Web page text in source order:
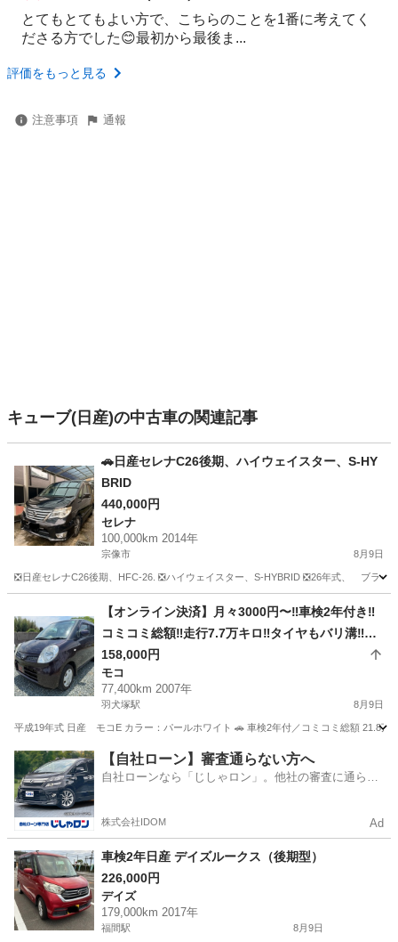
とてもとてもよい方で、こちらのことを1番に考えてく
ださる方でした😊最初から最後ま...
評価をもっと見る
注意事項 通報
キューブ(日産)の中古車の関連記事
🚗日産セレナC26後期、ハイウェイスター、S-HY
BRID
440,000円
セレナ
100,000km 2014年
宗像市 8月9日
❎日産セレナC26後期、HFC-26. ❎ハイウェイスター、S-HYBRID ❎26年式、 ブラ
セレナ 日産セレナ
【オンライン決済】月々3000円〜‼️車検2年付き‼️
コミコミ総額‼️走行7.7万キロ‼️タイヤもバリ溝‼️日
産モコ‼️
158,000円
モコ
77,400km 2007年
羽犬塚駅 8月9日
平成19年式 日産 モコE カラー：パールホワイト 🚗 車検2年付／コミコミ総額 21.8
福岡 八女市 羽犬塚駅 モコ
【自社ローン】審査通らない方へ
自社ローンなら「じしゃロン」。他社の審査に通らな
株式会社IDOM Ad
車検2年日産 デイズルークス（後期型）
226,000円
デイズ
179,000km 2017年
福間駅 8月9日